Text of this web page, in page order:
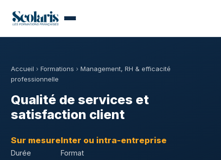
Accueil › Formations › Management, RH & efficacité
professionnelle
Qualité de services et
satisfaction client
Sur mesure
Durée
Inter ou intra-entreprise
Format